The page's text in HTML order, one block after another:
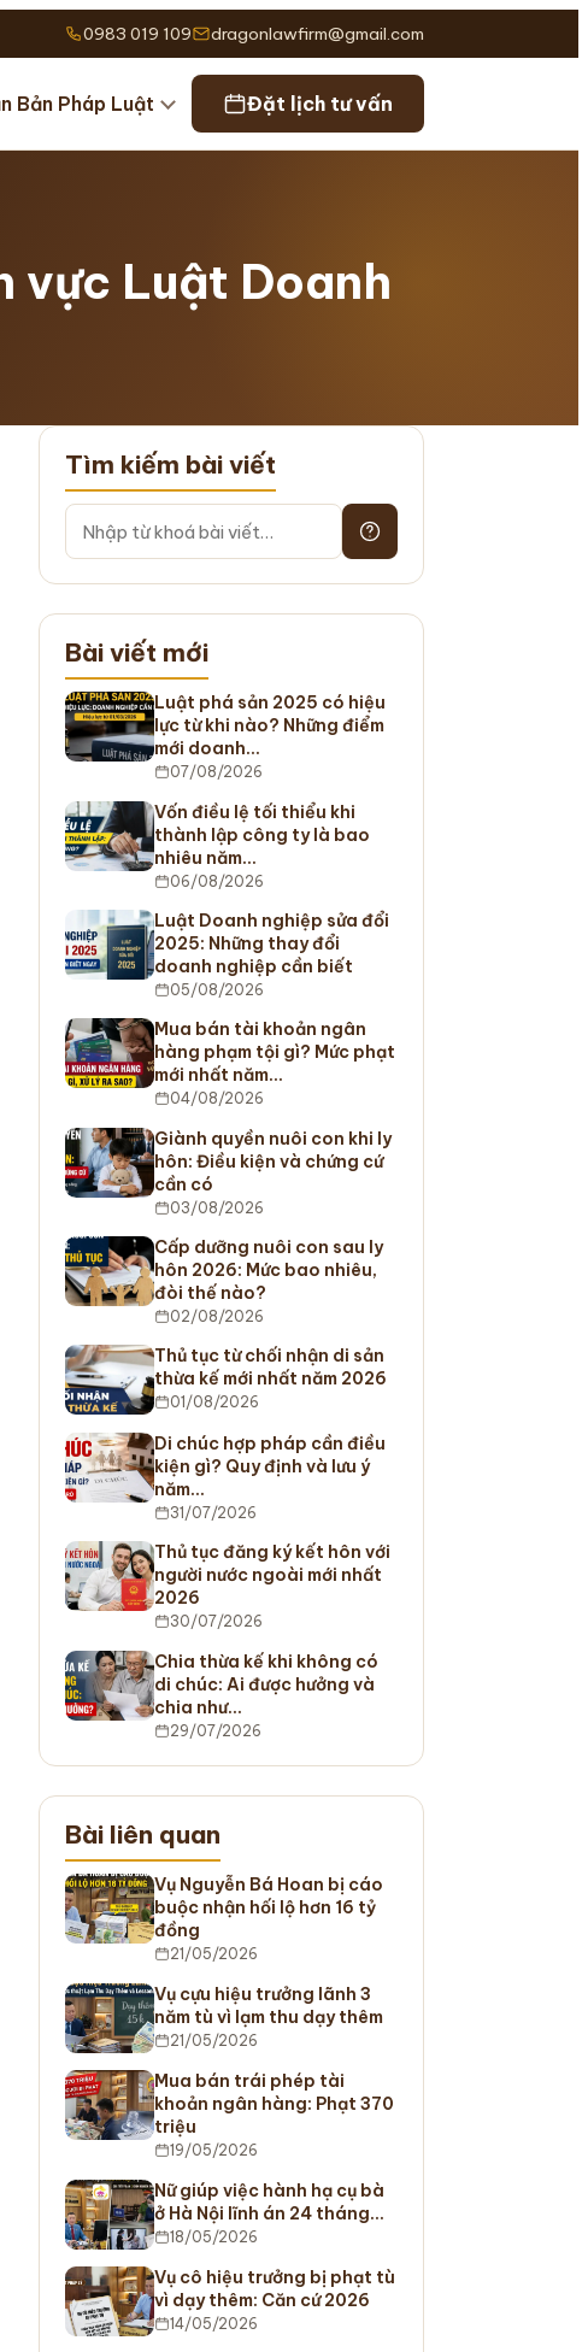
0983 019 109 dragonlawfirm@gmail.com
Bản Pháp Luật Đặt lịch tư vấn
vực Luật Doanh
Tìm kiếm bài viết
Bài viết mới
Luật phá sản 2025 có hiệu
lực từ khi nào? Những điểm
mới doanh…
07/08/2026
Vốn điều lệ tối thiểu khi
thành lập công ty là bao
nhiêu năm…
06/08/2026
Luật Doanh nghiệp sửa đổi
2025: Những thay đổi
doanh nghiệp cần biết
05/08/2026
Mua bán tài khoản ngân
hàng phạm tội gì? Mức phạt
mới nhất năm…
04/08/2026
Giành quyền nuôi con khi ly
hôn: Điều kiện và chứng cứ
cần có
03/08/2026
Cấp dưỡng nuôi con sau ly
hôn 2026: Mức bao nhiêu,
đòi thế nào?
02/08/2026
Thủ tục từ chối nhận di sản
thừa kế mới nhất năm 2026
01/08/2026
Di chúc hợp pháp cần điều
kiện gì? Quy định và lưu ý
năm…
31/07/2026
Thủ tục đăng ký kết hôn với
người nước ngoài mới nhất
2026
30/07/2026
Chia thừa kế khi không có
di chúc: Ai được hưởng và
chia như…
29/07/2026
Bài liên quan
Vụ Nguyễn Bá Hoan bị cáo
buộc nhận hối lộ hơn 16 tỷ
đồng
21/05/2026
Vụ cựu hiệu trưởng lãnh 3
năm tù vì lạm thu dạy thêm
21/05/2026
Mua bán trái phép tài
khoản ngân hàng: Phạt 370
triệu
19/05/2026
Nữ giúp việc hành hạ cụ bà
ở Hà Nội lĩnh án 24 tháng…
18/05/2026
Vụ cô hiệu trưởng bị phạt tù
vì dạy thêm: Căn cứ 2026
14/05/2026